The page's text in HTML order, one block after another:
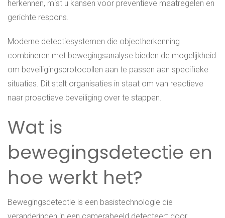
herkennen, mist u kansen voor preventieve maatregelen en
gerichte respons.
Moderne detectiesystemen die objectherkenning
combineren met bewegingsanalyse bieden de mogelijkheid
om beveiligingsprotocollen aan te passen aan specifieke
situaties. Dit stelt organisaties in staat om van reactieve
naar proactieve beveiliging over te stappen.
Wat is
bewegingsdetectie en
hoe werkt het?
Bewegingsdetectie is een basistechnologie die
veranderingen in een camerabeeld detecteert door